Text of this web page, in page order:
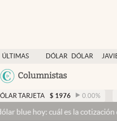
ÚLTIMAS
NOTICIAS
DÓLAR
DÓLAR
Columnistas
Dólar
Members
Economía y Política
Finanzas y Mercados
$ 1976 0.00% DÓLAR MEP
cuál es la cotización del viernes